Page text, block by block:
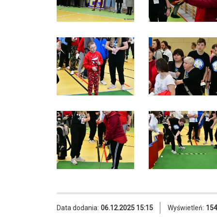
Data dodania: 06.12.2025 15:15 Wyświetleń: 154